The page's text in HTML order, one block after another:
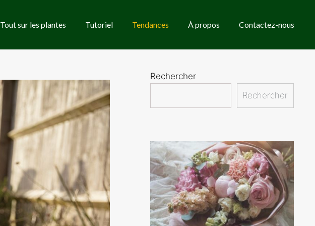
Tout sur les plantes Tutoriel Tendances À propos Contactez-nous
Rechercher
Rechercher